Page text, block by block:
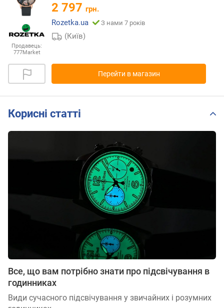
Продавець:
777Market
2 797 грн.
Rozetka.ua
З нами 7 років
(Київ)
Перейти в магазин
Корисні статті
Все, що вам потрібно знати про підсвічування в
годинниках
Види сучасного підсвічування у звичайних і розумних